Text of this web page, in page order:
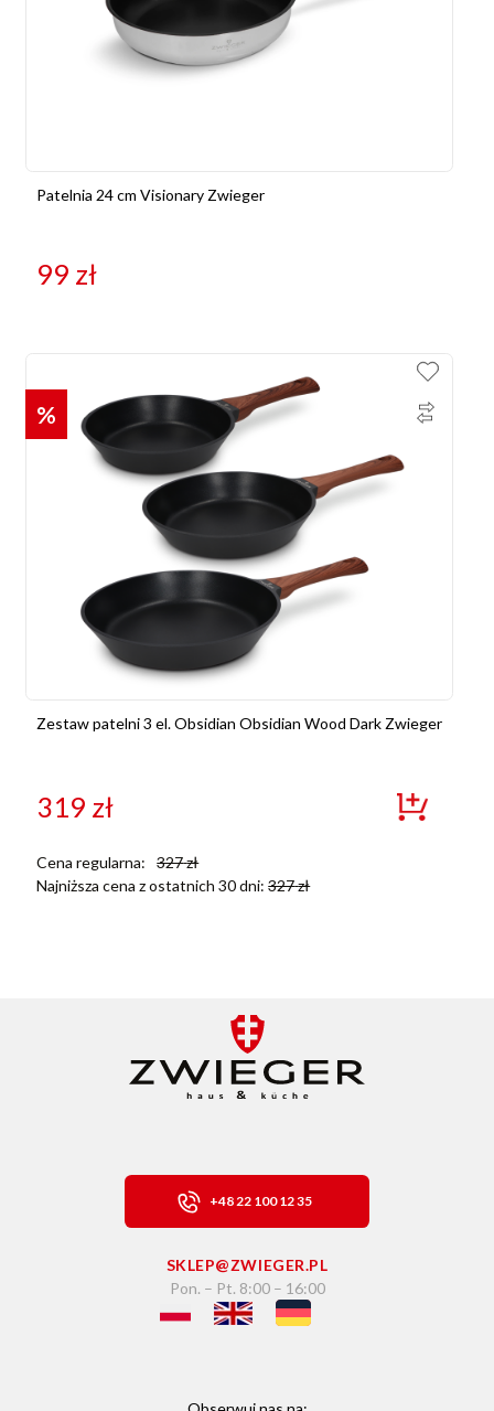
Patelnia 24 cm Visionary Zwieger
99 zł
%
Zestaw patelni 3 el. Obsidian Obsidian Wood Dark Zwieger
319 zł
Cena regularna: 327zł
Najniższa cena z ostatnich 30 dni:327zł
+48 22 100 12 35
SKLEP@ZWIEGER.PL
Pon. – Pt. 8:00 – 16:00